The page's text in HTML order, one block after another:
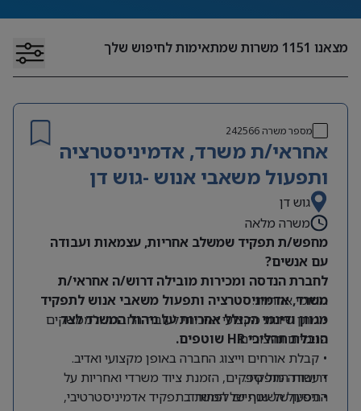
מצאנו 1151 משרות שמתאימות לחיפוש שלך
מספר משרה242566
אחראי/ת משרד, אדמיניסטרציה
ותפעול משאבי אנוש -גוש דן
גוש דן
משרה מלאה
מחפש/ת תפקיד שמשלב אחריות, עצמאות ועבודה
עם אנשים?
לחברת הנדסה ומכירות מובילה דרוש/ה אחראי/ת
משרד, אדמיניסטרציה ותפעול משאבי אנוש לתפקיד
מגוון ודינמי הכולל אחריות על ניהול המשרד לצד
הובלת תהליכי HR שוטפים.
תחומי אחריות:
• מתן שירות מקצועי ואיכותי לעובדי החברה ולממשקים
פנימיים וחיצוניים.
• קבלת אורחים וייצוג החברה באופן מקצועי ואדיב.
• עבודה מול ספקים, הזמנת ציוד משרדי ואחריות על
התפעול השוטף של המשרד.
דרישות התפקיד:
• ניסיון של שנתיים לפחות בתפקיד אדמיניסטרטיבי,